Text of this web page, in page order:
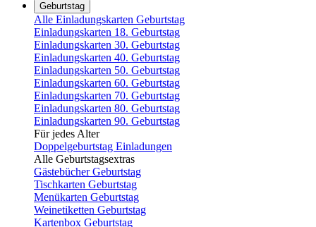
Geburtstag
Alle Einladungskarten Geburtstag
Einladungskarten 18. Geburtstag
Einladungskarten 30. Geburtstag
Einladungskarten 40. Geburtstag
Einladungskarten 50. Geburtstag
Einladungskarten 60. Geburtstag
Einladungskarten 70. Geburtstag
Einladungskarten 80. Geburtstag
Einladungskarten 90. Geburtstag
Für jedes Alter
Doppelgeburtstag Einladungen
Alle Geburtstagsextras
Gästebücher Geburtstag
Tischkarten Geburtstag
Menükarten Geburtstag
Weinetiketten Geburtstag
Kartenbox Geburtstag